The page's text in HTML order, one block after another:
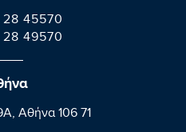
45570
49570
Aθήνα 106 71